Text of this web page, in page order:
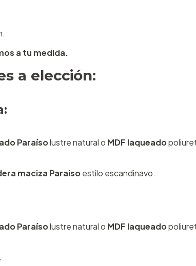
a tu medida.
a elección:
Paraísolustre natural o MDF laqueado
maciza Paraisoestilo escandinavo.
Paraísolustre natural o MDF laqueado